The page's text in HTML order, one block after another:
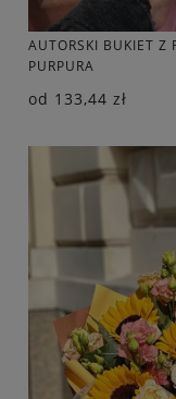
AUTORSKI BUKIET Z
PURPURA
od 133,44 zł